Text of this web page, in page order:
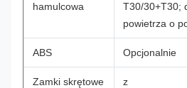
hamulcowa
T30/30+T30;
powietrza o
ABS Opcjonalnie
Zamki skrętowe z